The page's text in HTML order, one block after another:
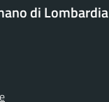
di Lombardia